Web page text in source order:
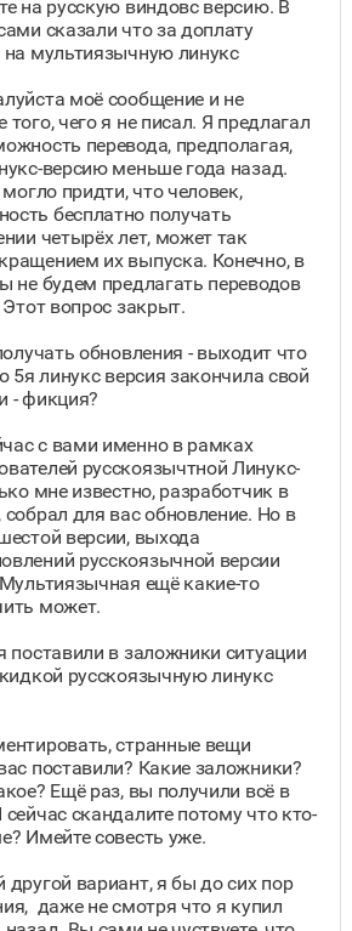
на русскую виндовс версию. В
сказали что за доплату
на мультиязычную линукс
моё сообщение и не
чего я не писал. Я предлагал
перевода, предполагая,
версию меньше года назад.
придти, что человек,
бесплатно получать
четырёх лет, может так
их выпуска. Конечно, в
не будем предлагать переводов
вопрос закрыт.
обновления - выходит что
5я линукс версия закончила свой
- фикция?
с вами именно в рамках
русскоязычтной Линукс-
мне известно, разработчик в
для вас обновление. Но в
версии, выхода
русскоязычной версии
ещё какие-то
может.
поставили в заложники ситуации
русскоязычную линукс
странные вещи
поставили? Какие заложники?
Ещё раз, вы получили всё в
скандалите потому что кто-
Имейте совесть уже.
вариант, я бы до сих пор
даже не смотря что я купил